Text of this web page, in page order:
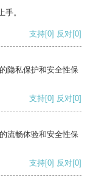
。
支持[0] 反对[0]
隐私保护和安全性保
支持[0] 反对[0]
流畅体验和安全性保
支持[0] 反对[0]